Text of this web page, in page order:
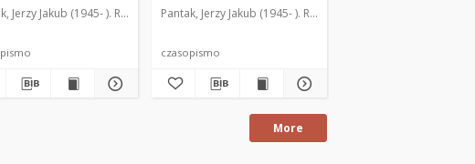
Jerzy Jakub (1945- ). Red. Pantak, Jerzy Jakub (1945- ). Red.
czasopismo
More